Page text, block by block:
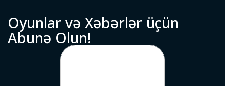
Oyunlarvə Xəbərlər üçün
Abunə Olun!